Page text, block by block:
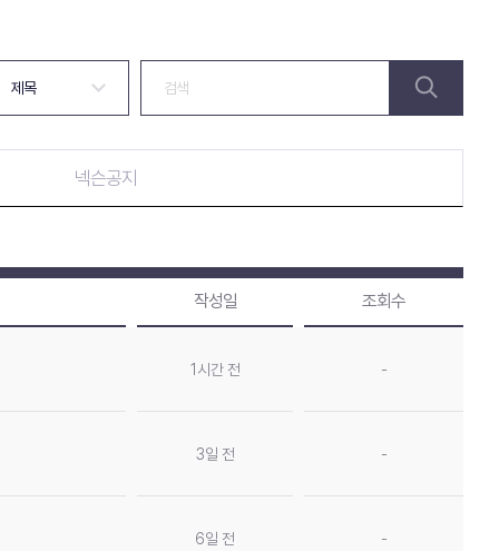
넥슨공지
작성일 조회수
1시간 전 -
3일 전 -
6일 전 -